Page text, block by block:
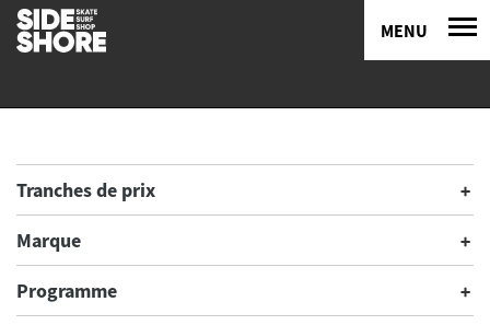
MENU
Tranches de prix
Marque
Programme